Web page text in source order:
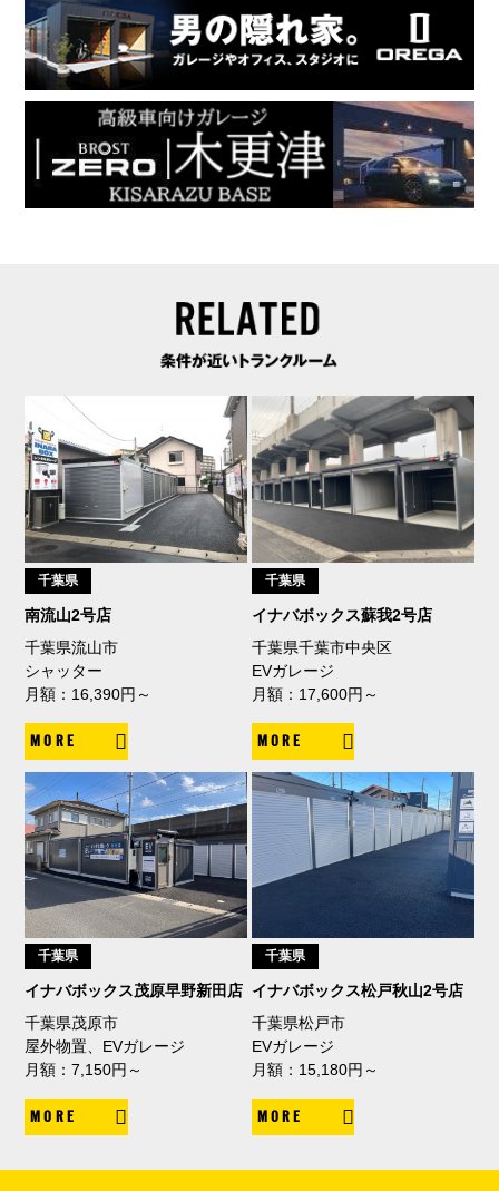
千葉県
南流山2号店
千葉県流山市
シャッター
月額：16,390円～
MORE
千葉県
イナバボックス蘇我2号店
千葉県千葉市中央区
EVガレージ
月額：17,600円～
MORE
千葉県
イナバボックス茂原早野新田店
千葉県茂原市
屋外物置、EVガレージ
月額：7,150円～
MORE
千葉県
イナバボックス松戸秋山2号店
千葉県松戸市
EVガレージ
月額：15,180円～
MORE